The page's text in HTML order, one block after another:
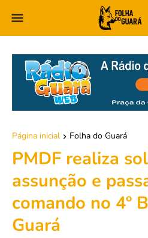
Página inicial Folha do Guará
PMDF realiza
assunção e
comando no 4º
Guará